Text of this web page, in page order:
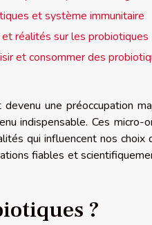
et système immunitaire
réalités sur les probiotiques
et consommer des
une préoccupation
indispensable. Ces micro-
qui influencent nos choix
fiables et
?